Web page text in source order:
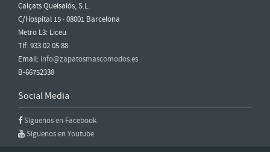
Calçats Queisalós, S.L.
C/Hospital 15 · 08001 Barcelona
Metro L3: Liceu
Tlf: 933 02 05 88
Email: info@zapatosmascomodos.es
B-66752338
Social Media
Síguenos en Facebook
Síguenos en Youtube